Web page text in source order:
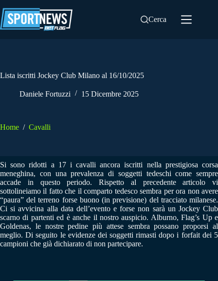
al
contenuto
Cerca
Lista iscritti Jockey Club Milano al 16/10/2025
Daniele Fortuzzi 15 Dicembre 2025
Home / Cavalli
Si sono ridotti a 17 i cavalli ancora iscritti nella prestigiosa corsa
meneghina, con una prevalenza di soggetti tedeschi come sempre
accade in questo periodo. Rispetto al precedente articolo vi
sottolineiamo il fatto che il comparto tedesco sembra per ora non avere
“paura” del terreno forse buono (in previsione) del tracciato milanese.
Ci si avvicina alla data dell’evento e forse non sarà un Jockey Club
scarno di partenti ed è anche il nostro auspicio. Alburno, Flag’s Up e
Goldenas, le nostre pedine più attese sembra possano proporsi al
meglio. Di seguito le evidenze dei soggetti rimasti dopo i forfait dei 5
campioni che già dichiarato di non partecipare.